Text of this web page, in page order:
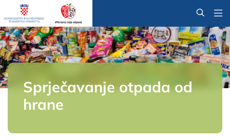
@
Sprječavanje otpada od
hrane